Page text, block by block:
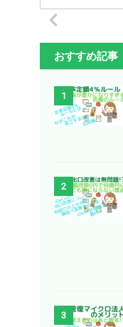
おすすめ記事
1
2
3